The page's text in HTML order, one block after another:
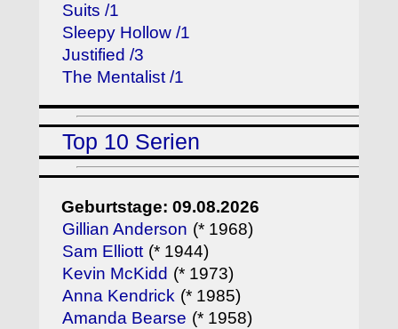
Suits /1
Sleepy Hollow /1
Justified /3
The Mentalist /1
Top 10 Serien
Geburtstage: 09.08.2026
Gillian Anderson (* 1968)
Sam Elliott (* 1944)
Kevin McKidd (* 1973)
Anna Kendrick (* 1985)
Amanda Bearse (* 1958)